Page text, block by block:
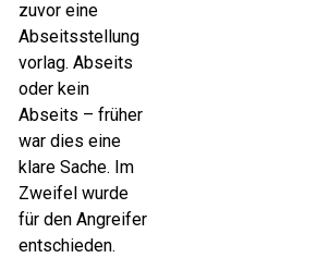
zuvor eine
Abseitsstellung
vorlag. Abseits
oder kein
Abseits – früher
war dies eine
klare Sache. Im
Zweifel wurde
für den Angreifer
entschieden.